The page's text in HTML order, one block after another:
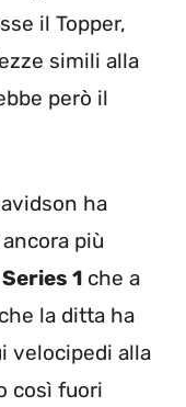
il Topper,
simili alla
però il
ha
più
1 che a
la ditta ha
velocipedi alla
così fuori